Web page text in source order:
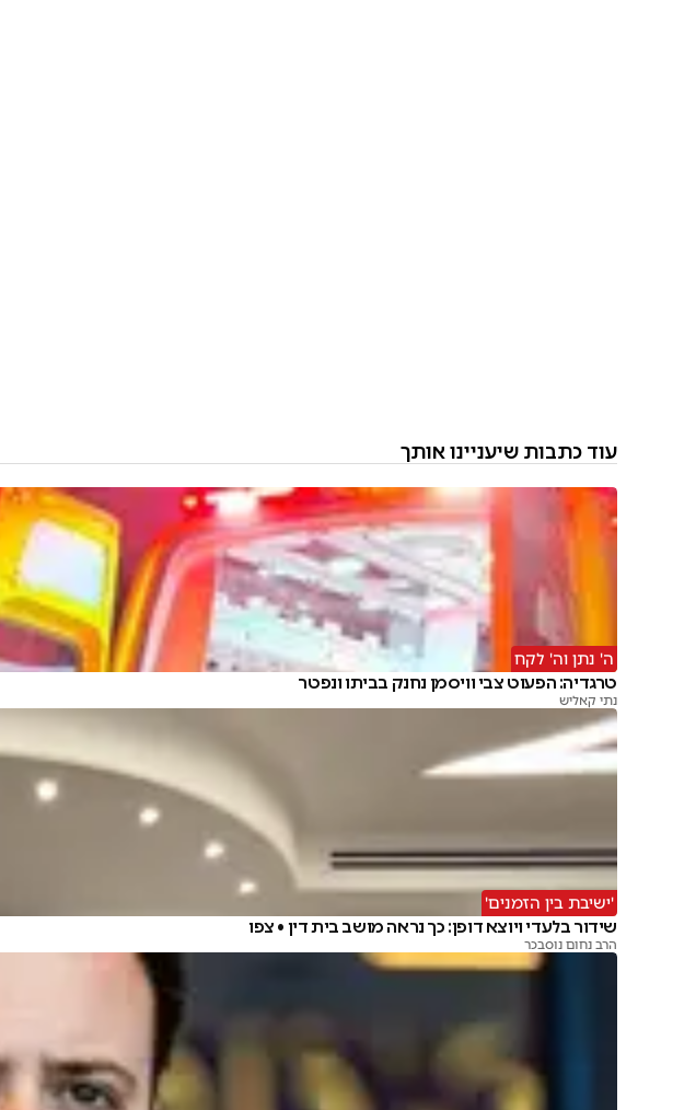
עוד כתבות שיעניינו אותך
ה' נתן וה' לקח
טרגדיה: הפעוט צבי וויסמן נחנק בביתו ונפטר
נתי קאליש
'ישיבת בין הזמנים'
שידור בלעדי ויוצא דופן: כך נראה מושב בית דין • צפו
הרב נחום נוסבכר